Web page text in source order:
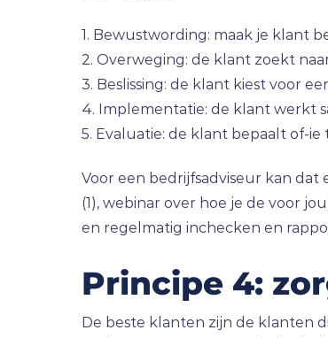
1. Bewustwording: maak je klant
2. Overweging: de klant zoekt
3. Beslissing: de klant kiest voor
4. Implementatie: de klant werkt
5. Evaluatie: de klant bepaalt of-
Voor een bedrijfsadviseur kan dat
(1), webinar over hoe je de voor
en regelmatig inchecken en
Principe 4:
De beste klanten zijn de klanten